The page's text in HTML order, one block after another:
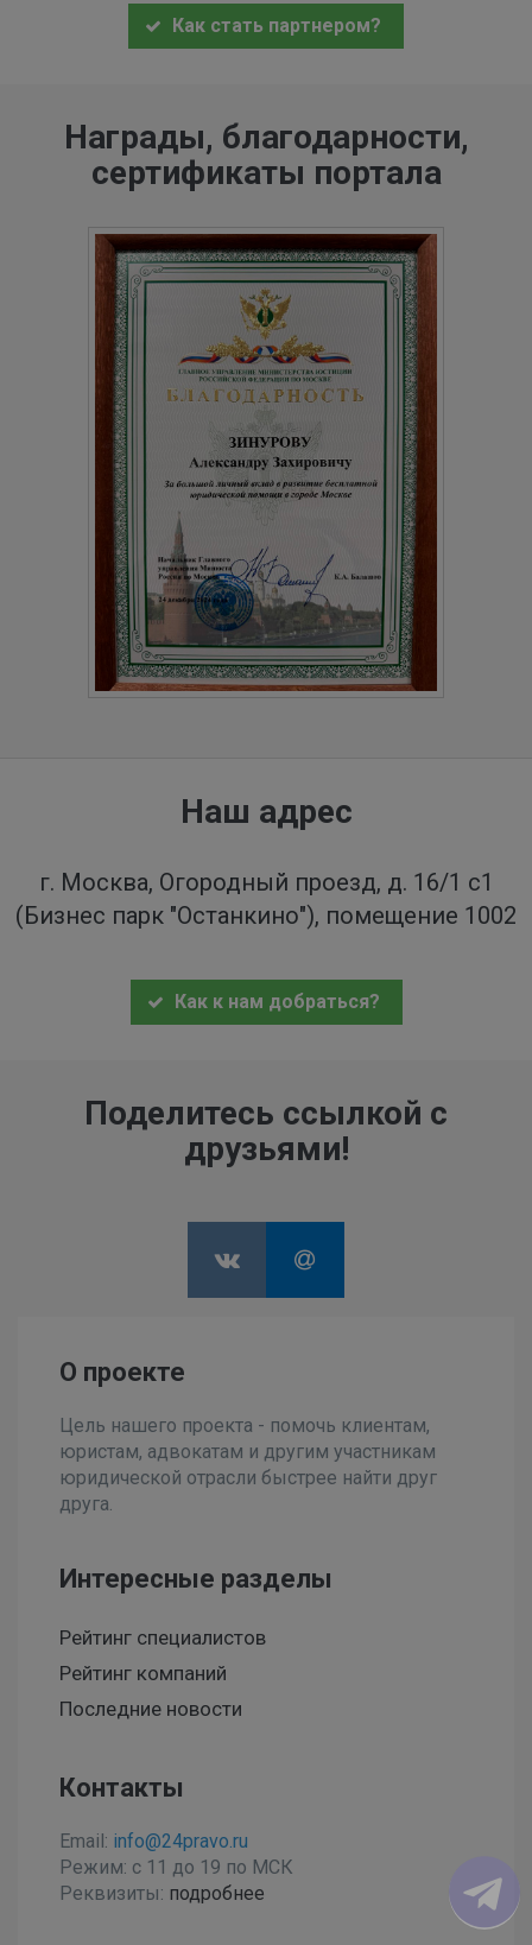
Как стать партнером?
Награды, благодарности,
сертификаты портала
Наш адрес
г. Москва, Огородный проезд, д. 16/1 с1
(Бизнес парк "Останкино"), помещение 1002
Как к нам добраться?
Поделитесь ссылкой с
друзьями!
О проекте
Цель нашего проекта - помочь клиентам,
юристам, адвокатам и другим участникам
юридической отрасли быстрее найти друг
друга.
Интересные разделы
Рейтинг специалистов
Рейтинг компаний
Последние новости
Контакты
Email: info@24pravo.ru
Режим: с 11 до 19 по МСК
Реквизиты: подробнее